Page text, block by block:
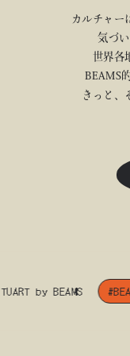
カルチャー
気づ
世界各
BEAMS
きっと、
by BEAMS #BEAMS